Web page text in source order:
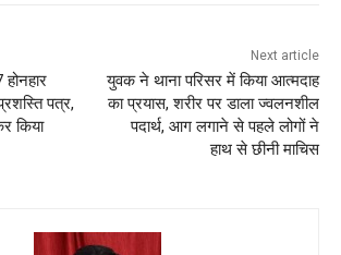
पत्र,
किया
Next article
युवक ने थाना परिसर में किया आत्मदाह
का प्रयास, शरीर पर डाला ज्वलनशील
पदार्थ, आग लगाने से पहले लोगों ने
हाथ से छीनी माचिस